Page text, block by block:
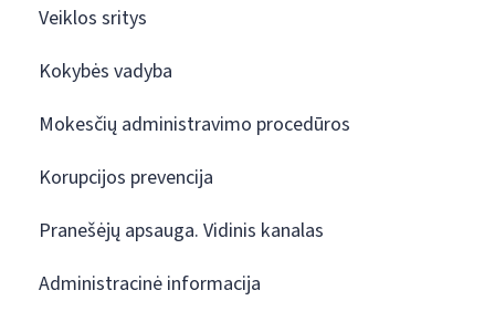
Veiklos sritys
Kokybės vadyba
Mokesčių administravimo procedūros
Korupcijos prevencija
Pranešėjų apsauga. Vidinis kanalas
Administracinė informacija